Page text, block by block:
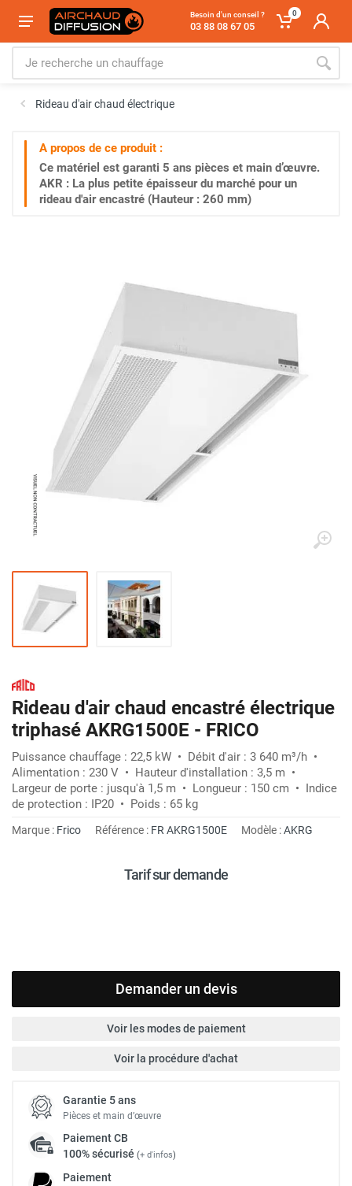
Besoin d'un conseil ?
03 88 08 67 05
0
Rideau d'air chaud électrique
A propos de ce produit :
Ce matériel est garanti 5 ans pièces et main d’œuvre.
AKR : La plus petite épaisseur du marché pour un
rideau d'air encastré (Hauteur : 260 mm)
Rideau d'air chaud encastré électrique
triphasé AKRG1500E - FRICO
Puissance chauffage : 22,5 kW • Débit d'air : 3 640 m³/h •
Alimentation : 230 V • Hauteur d'installation : 3,5 m •
Largeur de porte : jusqu'à 1,5 m • Longueur : 150 cm • Indice
de protection : IP20 • Poids : 65 kg
Marque : Frico Référence : FR AKRG1500E Modèle :AKRG
Tarif sur demande
Demander un devis
Voir les modes de paiement
Voir la procédure d'achat
Garantie 5 ans
Pièces et main d’œuvre
PaiementCB
100% sécurisé (+ d'infos)
Paiement